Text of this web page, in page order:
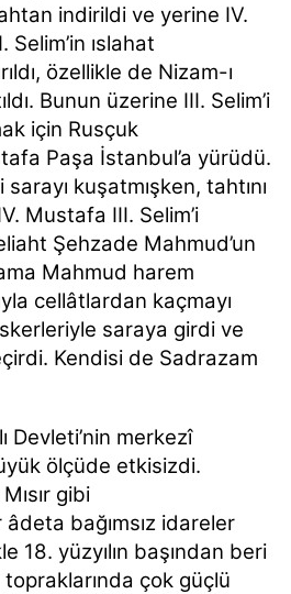
indirildi ve yerine IV.
ıslahat
özellikle de Nizam-ı
Bunun üzerine III. Selim’i
için Rusçuk
Paşa İstanbul’a yürüdü.
kuşatmışken, tahtını
Mustafa III. Selim’i
Şehzade Mahmud’un
Mahmud harem
cellâtlardan kaçmayı
saraya girdi ve
Kendisi de Sadrazam
Devleti’nin merkezî
ölçüde etkisizdi.
gibi
bağımsız idareler
18. yüzyılın başından beri
çok güçlü